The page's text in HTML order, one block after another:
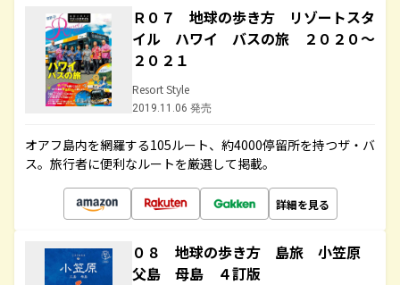
Ｒ０７ 地球の歩き方 リゾートスタ
イル ハワイ バスの旅 ２０２０～
２０２１
Resort Style
2019.11.06 発売
オアフ島内を網羅する105ルート、約4000停留所を持つザ・バ
ス。旅行者に便利なルートを厳選して掲載。
詳細を見る
０８ 地球の歩き方 島旅 小笠原
父島 母島 ４訂版